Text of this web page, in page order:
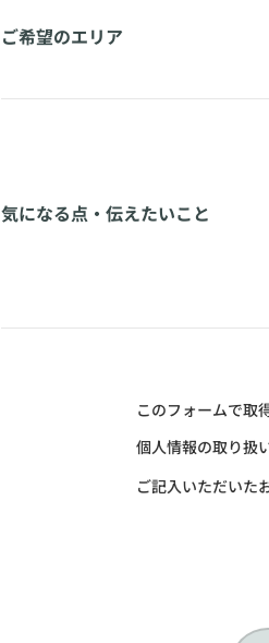
ご希望のエリア
気になる点・伝えたいこと
このフォームで取
個人情報の取り扱
ご記入いただいた